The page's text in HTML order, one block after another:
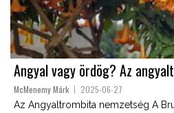
Angyal vagy ördög? Az
McMenemy Márk 2025-06-27
Az Angyaltrombita nemzetség A